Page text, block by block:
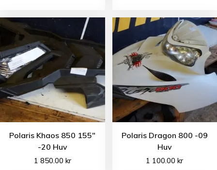
Polaris Khaos 850 155″
-20 Huv
1 850.00 kr
Polaris Dragon 800 -09
Huv
1 100.00kr